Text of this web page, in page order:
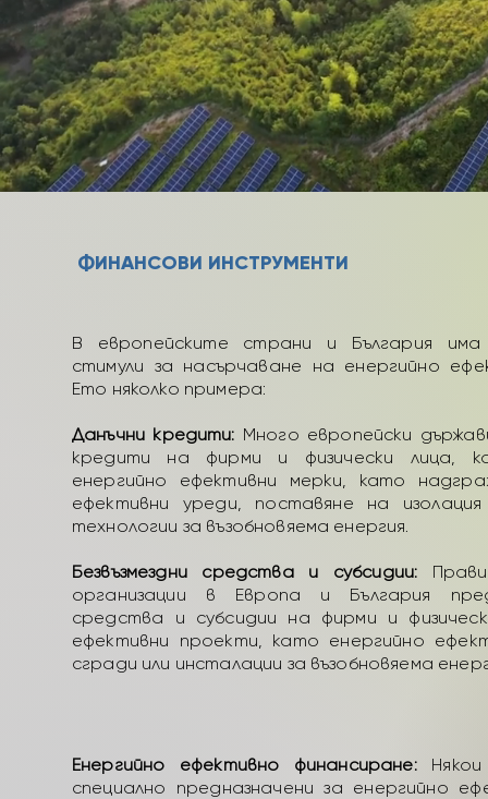
ФИНАНСОВИ ИНСТРУМЕНТИ
В европейските страни и България има
стимули за насърчаване на енергийно
Ето няколко примера:
Данъчни кредити: Много европейски
кредити на фирми и физически лица,
енергийно ефективни мерки, като
ефективни уреди, поставяне на
технологии за възобновяема енергия.
Безвъзмездни средства и субсидии:
организации в Европа и България
средства и субсидии на фирми и
ефективни проекти, като енергийно
сгради или инсталации за възобновяема
Енергийно ефективно финансиране:Някои
специално предназначени за енергийно